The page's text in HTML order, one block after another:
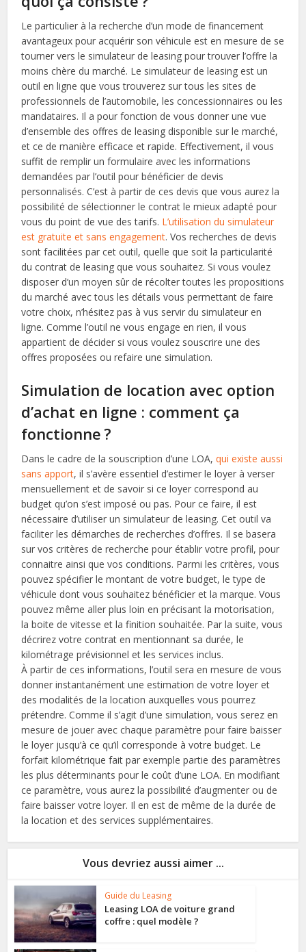
Le particulier à la recherche d’un mode de financement
avantageux pour acquérir son véhicule est en mesure de se
tourner vers le simulateur de leasing pour trouver l’offre la
moins chère du marché. Le simulateur de leasing est un
outil en ligne que vous trouverez sur tous les sites de
professionnels de l’automobile, les concessionnaires ou les
mandataires. Il a pour fonction de vous donner une vue
d’ensemble des offres de leasing disponible sur le marché,
et ce de manière efficace et rapide. Effectivement, il vous
suffit de remplir un formulaire avec les informations
demandées par l’outil pour bénéficier de devis
personnalisés. C’est à partir de ces devis que vous aurez la
possibilité de sélectionner le contrat le mieux adapté pour
vous du point de vue des tarifs. L’utilisation du simulateur
est gratuite et sans engagement. Vos recherches de devis
sont facilitées par cet outil, quelle que soit la particularité
du contrat de leasing que vous souhaitez. Si vous voulez
disposer d’un moyen sûr de récolter toutes les propositions
du marché avec tous les détails vous permettant de faire
votre choix, n’hésitez pas à vus servir du simulateur en
ligne. Comme l’outil ne vous engage en rien, il vous
appartient de décider si vous voulez souscrire une des
offres proposées ou refaire une simulation.
Simulation de location avec option
d’achat en ligne : comment ça
fonctionne ?
Dans le cadre de la souscription d’une LOA,qui existe aussi
sans apport, il s’avère essentiel d’estimer le loyer à verser
mensuellement et de savoir si ce loyer correspond au
budget qu’on s’est imposé ou pas. Pour ce faire, il est
nécessaire d’utiliser un simulateur de leasing. Cet outil va
faciliter les démarches de recherches d’offres. Il se basera
sur vos critères de recherche pour établir votre profil, pour
connaitre ainsi que vos conditions. Parmi les critères, vous
pouvez spécifier le montant de votre budget, le type de
véhicule dont vous souhaitez bénéficier et la marque. Vous
pouvez même aller plus loin en précisant la motorisation,
la boite de vitesse et la finition souhaitée. Par la suite, vous
décrirez votre contrat en mentionnant sa durée, le
kilométrage prévisionnel et les services inclus.
À partir de ces informations, l’outil sera en mesure de vous
donner instantanément une estimation de votre loyer et
des modalités de la location auxquelles vous pourrez
prétendre. Comme il s’agit d’une simulation, vous serez en
mesure de jouer avec chaque paramètre pour faire baisser
le loyer jusqu’à ce qu’il corresponde à votre budget. Le
forfait kilométrique fait par exemple partie des paramètres
les plus déterminants pour le coût d’une LOA. En modifiant
ce paramètre, vous aurez la possibilité d’augmenter ou de
faire baisser votre loyer. Il en est de même de la durée de
la location et des services supplémentaires.
Vous devriez aussi aimer ...
Guide du Leasing
Leasing LOA de voiture grand
coffre : quel modèle ?